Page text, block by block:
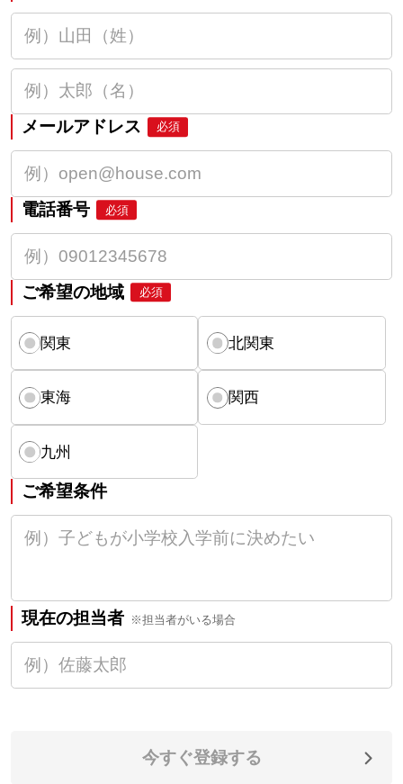
メールアドレス 必須
電話番号 必須
ご希望の地域 必須
関東 北関東
東海 関西
九州
ご希望条件
現在の担当者 ※担当者がいる場合
今すぐ登録する